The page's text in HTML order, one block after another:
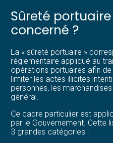
électronique
Sûreté
concerné ?
La « sûreté portuaire »
réglementaire appliqué au
opérations portuaires afin
limiter les actes illicites
personnes, les
général.
Ce cadre particulier est
par le Gouvernement. Cette
3 grandes catégories :